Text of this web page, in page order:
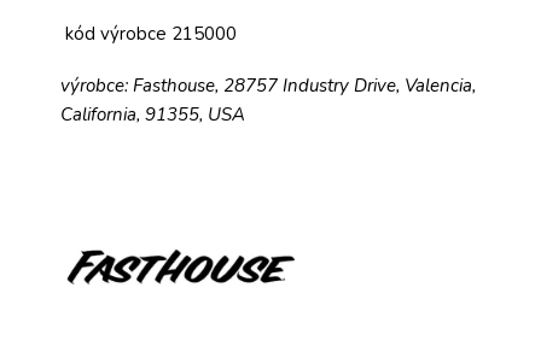
kód výrobce 215000
výrobce: Fasthouse, 28757 Industry Drive, Valencia,
California, 91355, USA